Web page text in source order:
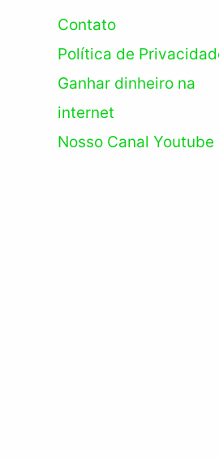
Contato
Política de
Ganhar dinheiro na
internet
Nosso Canal Youtube